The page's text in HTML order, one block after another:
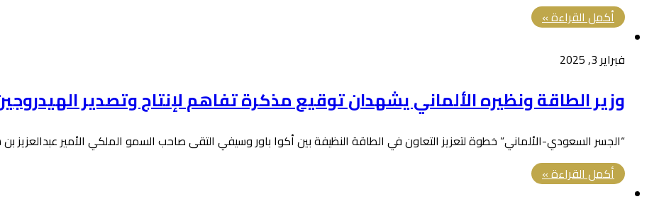
أكمل القراءة »
فبراير 3, 2025
وزير الطاقة ونظيره الألماني يشهدان توقيع مذكرة تفاهم لإنتاج وتصدير
“الجسر السعودي-الألماني” خطوة لتعزيز التعاون في الطاقة النظيفة بين أكوا باور وسيفي التقى صاحب السمو الملكي الأمير عبدالعزيز
أكمل القراءة »